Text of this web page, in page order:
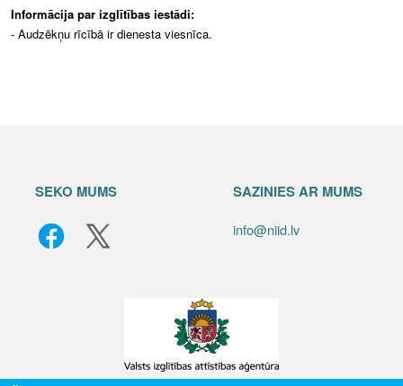
Informācija par izglītības iestādi:
- Audzēkņu rīcībā ir dienesta viesnīca.
SEKO MUMS SAZINIES AR MUMS
info@niid.lv